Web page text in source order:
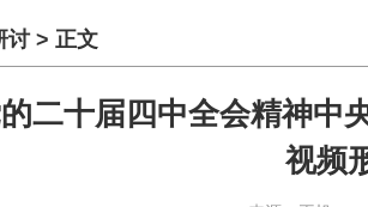
讨> 正文
二十届四中全会精神中
视频